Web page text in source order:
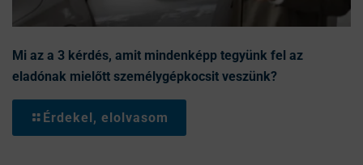
Mi az a 3 kérdés, amit mindenképp tegyünk fel az
eladónak mielőtt személygépkocsit veszünk?
Érdekel, elolvasom